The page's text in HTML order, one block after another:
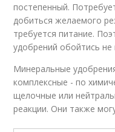
постепенный.
добиться желаемого
требуется питание.
удобрений обойтись не
Минеральные
комплексные - по
щелочные или
реакции. Они также